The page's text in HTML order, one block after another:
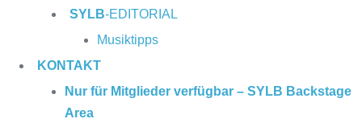
SYLB-EDITORIAL
Musiktipps
KONTAKT
Nur für Mitglieder verfügbar – SYLB Backstage
Area